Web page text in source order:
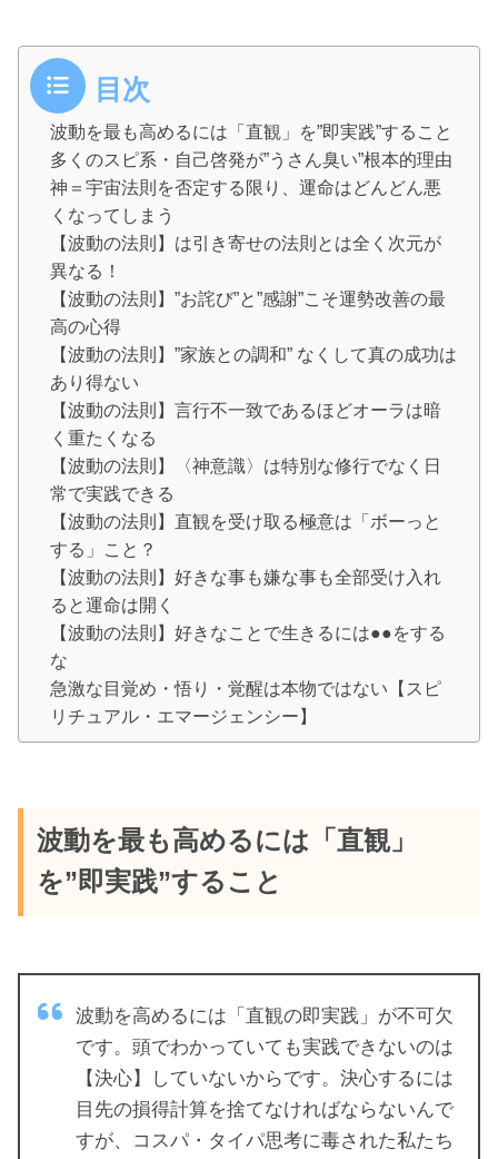
目次
波動を最も高めるには「直観」を”即実践”すること
多くのスピ系・自己啓発が”うさん臭い”根本的理由
神＝宇宙法則を否定する限り、運命はどんどん悪
くなってしまう
【波動の法則】は引き寄せの法則とは全く次元が
異なる！
【波動の法則】”お詫び”と”感謝”こそ運勢改善の最
高の心得
【波動の法則】”家族との調和” なくして真の成功は
あり得ない
【波動の法則】言行不一致であるほどオーラは暗
く重たくなる
【波動の法則】〈神意識〉は特別な修行でなく日
常で実践できる
【波動の法則】直観を受け取る極意は「ボーっと
する」こと？
【波動の法則】好きな事も嫌な事も全部受け入れ
ると運命は開く
【波動の法則】好きなことで生きるには●●をする
な
急激な目覚め・悟り・覚醒は本物ではない【スピ
リチュアル・エマージェンシー】
波動を最も高めるには「直観」
を”即実践”すること
波動を高めるには「直観の即実践」が不可欠
です。頭でわかっていても実践できないのは
【決心】していないからです。決心するには
目先の損得計算を捨てなければならないんで
すが、コスパ・タイパ思考に毒された私たち